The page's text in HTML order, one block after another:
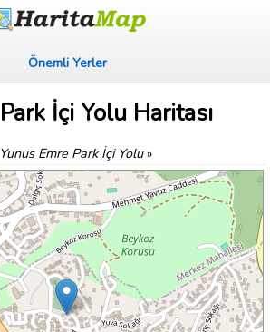
Önemli Yerler
İçi Yolu Haritası
Yunus Emre Park İçi Yolu»